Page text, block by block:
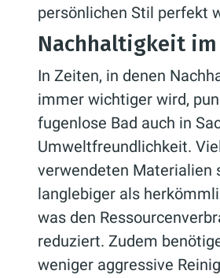
persönlichen Stil perfekt
Nachhaltigkeit im
In Zeiten, in denen
immer wichtiger wird,
fugenlose Bad auch in
Umweltfreundlichkeit.
verwendeten Materialien
langlebiger als
was den
reduziert. Zudem
weniger aggressive